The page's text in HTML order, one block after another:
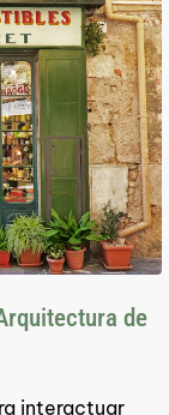
de
interactuar